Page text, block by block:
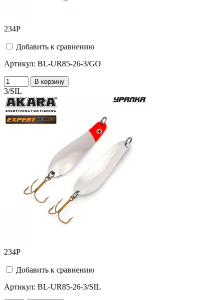
234Р
Добавить к сравнению
Артикул: BL-UR85-26-3/GO
В корзину
3/SIL
234Р
Добавить к сравнению
Артикул: BL-UR85-26-3/SIL